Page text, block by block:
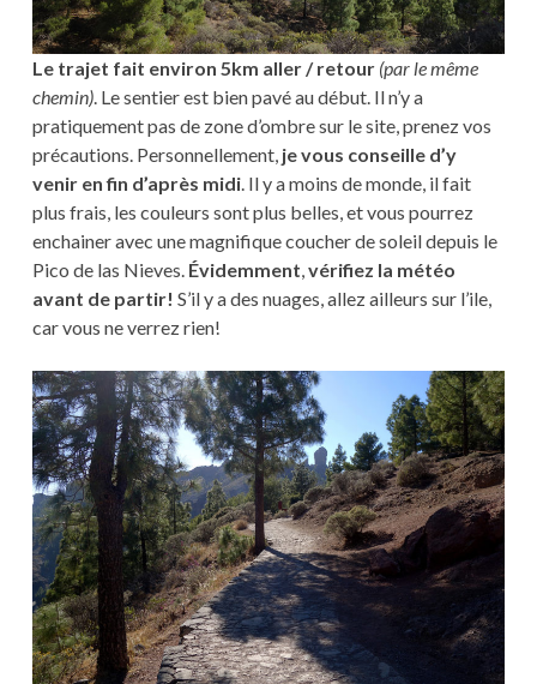
Le trajet fait environ 5km aller / retour(par le même
chemin). Le sentier est bien pavé au début. Il n’y a
pratiquement pas de zone d’ombre sur le site, prenez vos
précautions. Personnellement, je vous conseille d’y
venir en fin d’après midi. Il y a moins de monde, il fait
plus frais, les couleurs sont plus belles, et vous pourrez
enchainer avec une magnifique coucher de soleil depuis le
Pico de las Nieves. Évidemment,vérifiez la météo
avant de partir! S’il y a des nuages, allez ailleurs sur l’ile,
car vous ne verrez rien!